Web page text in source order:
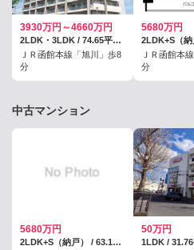
3930万円～4660万円
2LDK・3LDK / 74.65平米～89.65平米
ＪＲ函館本線「旭川」歩8
分
5680万円
ＪＲ函館本
分
中古マンション
5680万円
2LDK+S（納戸） / 63.1平米（壁芯）
50万円
1LDK / 31.76